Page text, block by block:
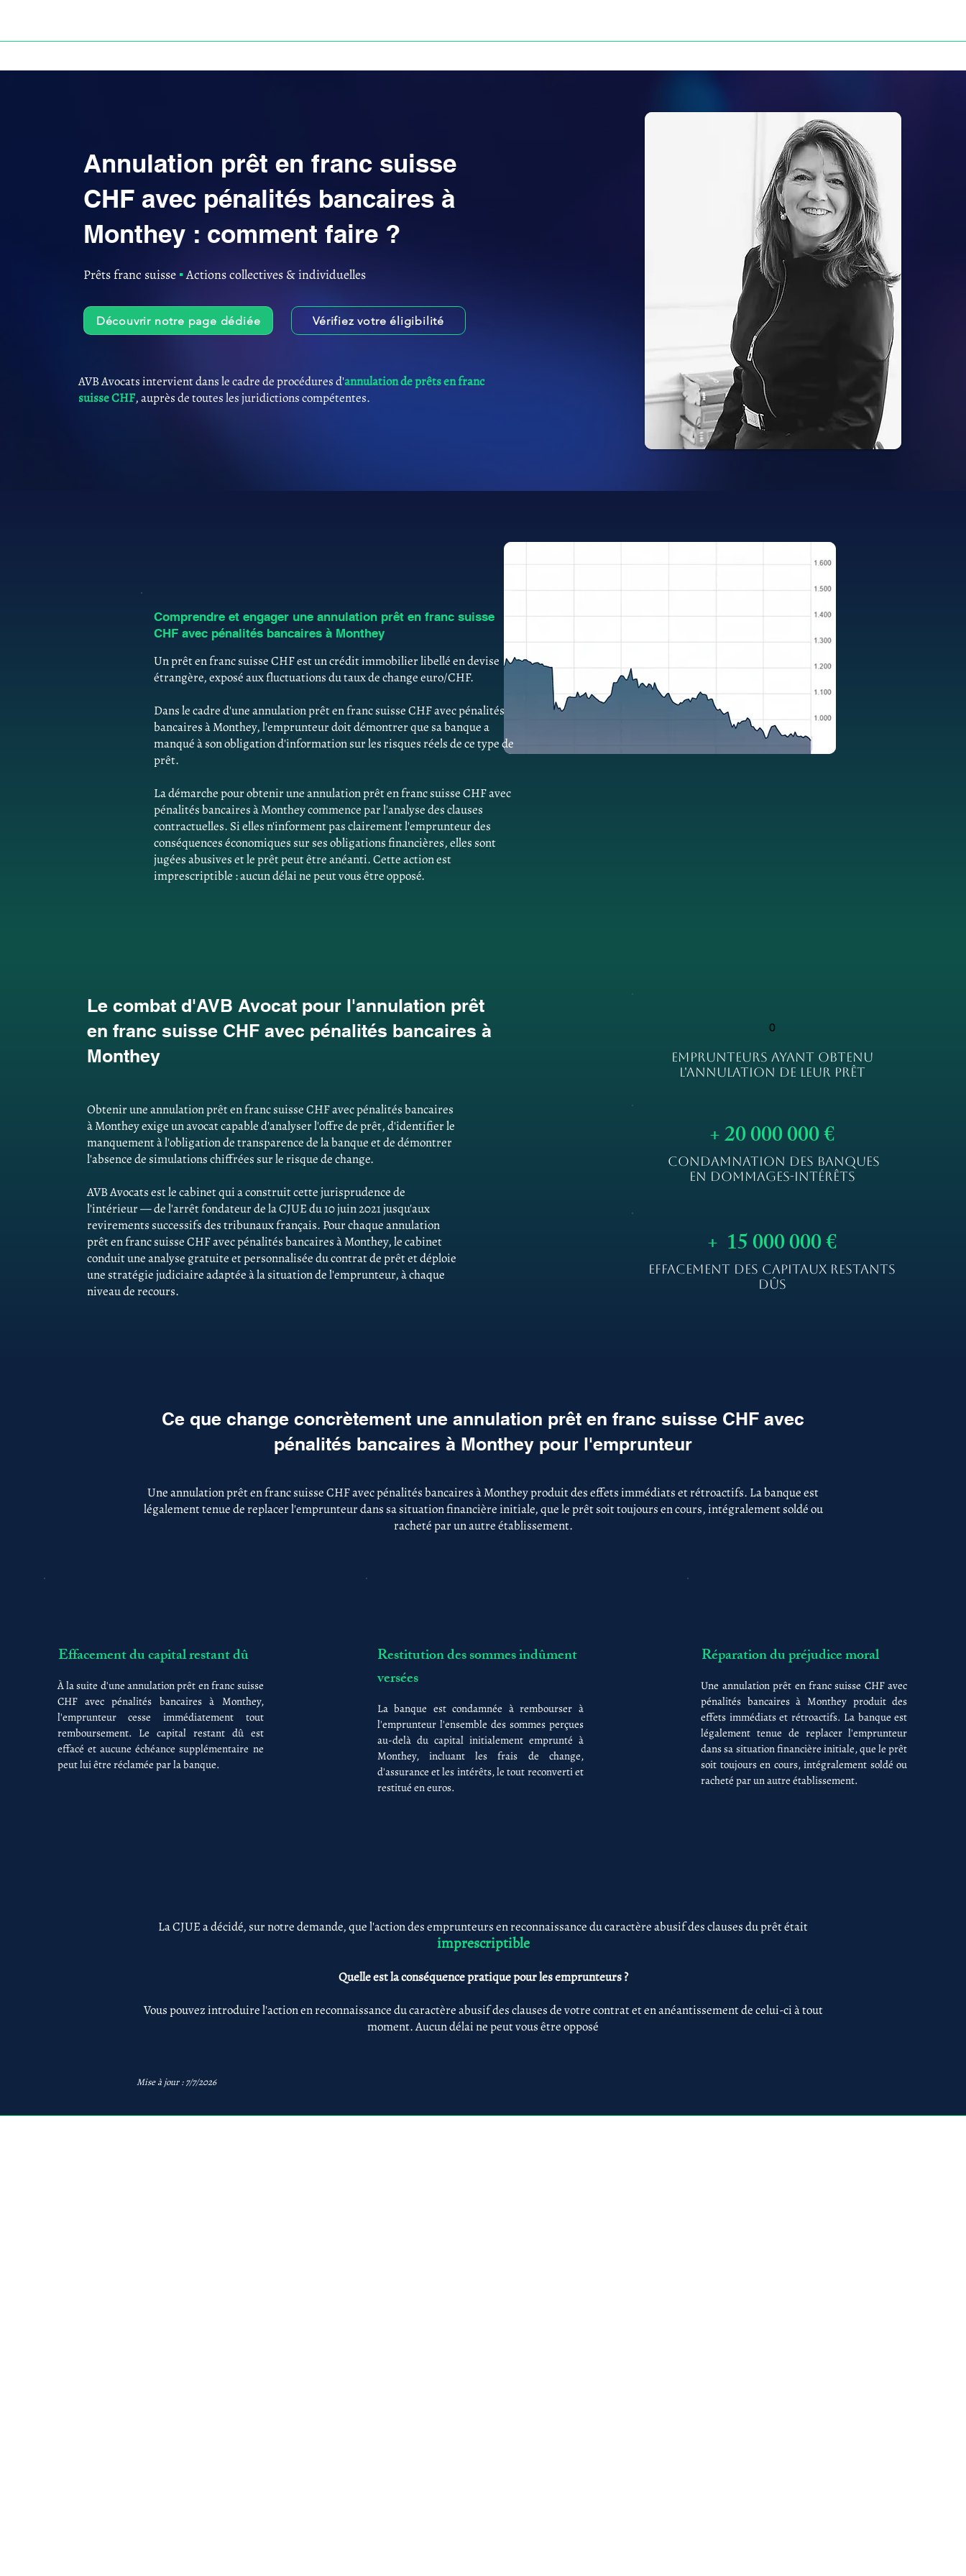
Annulation prêt en franc suisse
CHF avec pénalités bancaires à
Monthey : comment faire ?
Prêts franc suisse ▪︎Actions collectives & individuelles
Découvrir notre page dédiée Vérifiez votre éligibilité
AVB Avocats intervient dans le cadre de procédures d'annulation de prêts en franc
suisse CHF, auprès de toutes les juridictions compétentes.
Comprendre et engager une annulation prêt en franc suisse
CHF avec pénalités bancaires à Monthey
Un prêt en franc suisse CHF est un crédit immobilier libellé en devise
étrangère, exposé aux fluctuations du taux de change euro/CHF.
Dans le cadre d'une annulation prêt en franc suisse CHF avec pénalités
bancaires à Monthey, l'emprunteur doit démontrer que sa banque a
manqué à son obligation d'information sur les risques réels de ce type de
prêt.
La démarche pour obtenir une annulation prêt en franc suisse CHF avec
pénalités bancaires à Monthey commence par l'analyse des clauses
contractuelles. Si elles n'informent pas clairement l'emprunteur des
conséquences économiques sur ses obligations financières, elles sont
jugées abusives et le prêt peut être anéanti. Cette action est
imprescriptible : aucun délai ne peut vous être opposé.
Le combat d'AVB Avocat pour l'annulation prêt
en franc suisse CHF avec pénalités bancaires à
Monthey
Obtenir une annulation prêt en franc suisse CHF avec pénalités bancaires
à Monthey exige un avocat capable d'analyser l'offre de prêt, d'identifier le
manquement à l'obligation de transparence de la banque et de démontrer
l'absence de simulations chiffrées sur le risque de change.
AVB Avocats est le cabinet qui a construit cette jurisprudence de
l'intérieur — de l'arrêt fondateur de la CJUE du 10 juin 2021 jusqu'aux
revirements successifs des tribunaux français. Pour chaque annulation
prêt en franc suisse CHF avec pénalités bancaires à Monthey, le cabinet
conduit une analyse gratuite et personnalisée du contrat de prêt et déploie
une stratégie judiciaire adaptée à la situation de l'emprunteur, à chaque
niveau de recours.
0
EMPRUNTEURS AYANT OBTENU
L'ANNULATION DE LEUR PRÊT
+ 20 000 000 €
CONDAMNATION DES BANQUES
EN DOMMAGES-INTÉRÊTS
+ 15 000 000 €
EFFACEMENT DES CAPITAUX RESTANTS
DÛS
Ce que change concrètement une annulation prêt en franc suisse CHF avec
pénalités bancaires à Monthey pour l'emprunteur
Une annulation prêt en franc suisse CHF avec pénalités bancaires à Monthey produit des effets immédiats et rétroactifs. La banque est
légalement tenue de replacer l'emprunteur dans sa situation financière initiale, que le prêt soit toujours en cours, intégralement soldé ou
racheté par un autre établissement.
Effacement du capital restant dû
À la suite d'une annulation prêt en franc suisse
CHF avec pénalités bancaires à Monthey,
l'emprunteur cesse immédiatement tout
remboursement. Le capital restant dû est
effacé et aucune échéance supplémentaire ne
peut lui être réclamée par la banque.
Restitution des sommes indûment
versées
La banque est condamnée à rembourser à
l'emprunteur l'ensemble des sommes perçues
au-delà du capital initialement emprunté à
Monthey, incluant les frais de change,
d'assurance et les intérêts, le tout reconverti et
restitué en euros.
Réparation du préjudice moral
Une annulation prêt en franc suisse CHF avec
pénalités bancaires à Monthey produit des
effets immédiats et rétroactifs. La banque est
légalement tenue de replacer l'emprunteur
dans sa situation financière initiale, que le prêt
soit toujours en cours, intégralement soldé ou
racheté par un autre établissement.
La CJUE a décidé, sur notre demande, que l'action des emprunteurs en reconnaissance du caractère abusif des clauses du prêt était
imprescriptible
Quelle est la conséquence pratique pour les emprunteurs ?
Vous pouvez introduire l'action en reconnaissance du caractère abusif des clauses de votre contrat et en anéantissement de celui-ci à tout
moment. Aucun délai ne peut vous être opposé
Mise à jour : 7/7/2026